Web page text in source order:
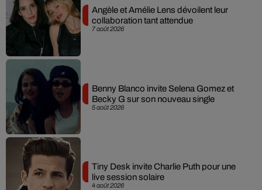
7 août 2026
Angèle et Amélie Lens dévoilent leur
collaboration tant attendue
5 août 2026
Benny Blanco invite Selena Gomez et
Becky G sur son nouveau single
4 août 2026
Tiny Desk invite Charlie Puth pour une
live session solaire